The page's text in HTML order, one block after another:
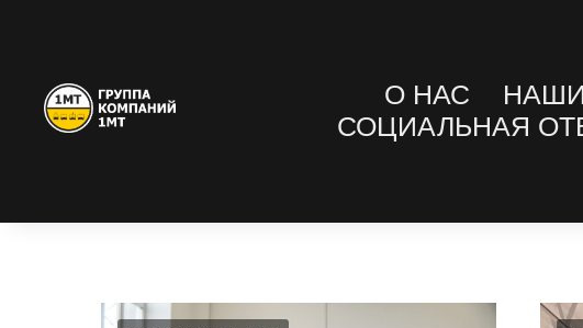
О НАС
СОЦИАЛЬНАЯ